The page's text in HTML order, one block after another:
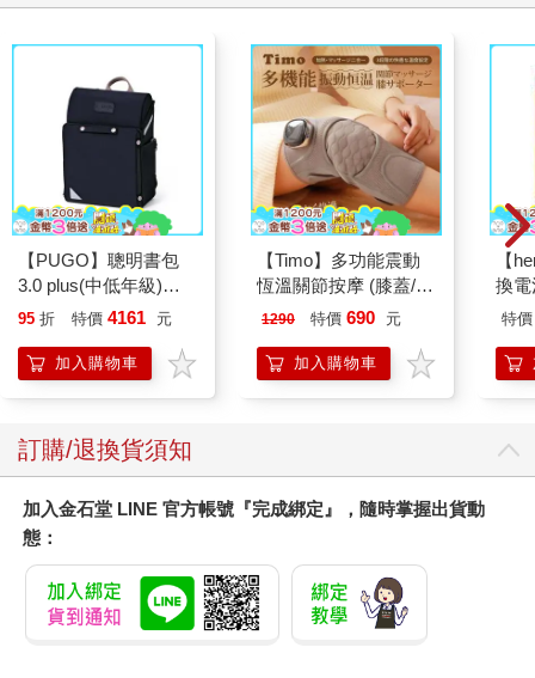
【PUGO】聰明書包
3.0 plus(中低年級)酷
黑 全新進化玩美上市
95 折 特價 4161 元
加入購物車
【Timo】多功能震動
恆溫關節按摩 (膝蓋/
肩/手肘通用) 無線充電
膝熱敷 【單入組】
1290 特價 690 元
加入購物車
【
換電
特價
訂購/退換貨須知
加入金石堂 LINE 官方帳號『完成綁定』，隨時掌握出貨動
態：